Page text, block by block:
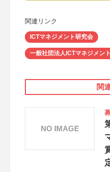
関連リンク
ICTマネジメント研究会
一般社団法人ICTマネジメン
関
NO IMAGE